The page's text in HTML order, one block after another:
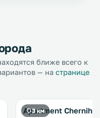
ближе всего к
— на странице
3 км
Apartment